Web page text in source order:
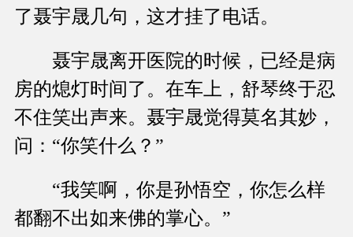
了聂宇晟几句，这才挂了电话。
聂宇晟离开医院的时候，已经是病
房的熄灯时间了。在车上，舒琴终于忍
不住笑出声来。聂宇晟觉得莫名其妙，
问：“你笑什么？”
“我笑啊，你是孙悟空，你怎么样
都翻不出如来佛的掌心。”